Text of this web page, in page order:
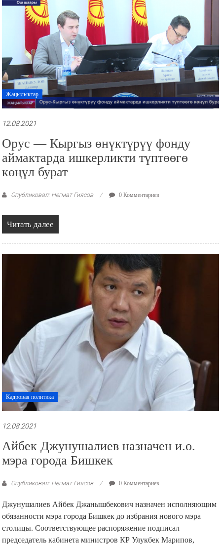
Жаңылыктар
12.08.2021
Орус — Кыргыз өнүктүрүү фонду
аймактарда ишкерликти түптөөгө
көңүл бурат
Опубликовал: Негмат Гиясов 0 Комментариев
Читать далее
Кадровая политика
12.08.2021
Айбек Джунушалиев назначен и.о.
мэра города Бишкек
Опубликовал: Негмат Гиясов 0 Комментариев
Джунушалиев Айбек Джанышбекович назначен исполняющим
обязанности мэра города Бишкек до избрания нового мэра
столицы. Соответствующее распоряжение подписал
председатель кабинета министров КР Улукбек Марипов,